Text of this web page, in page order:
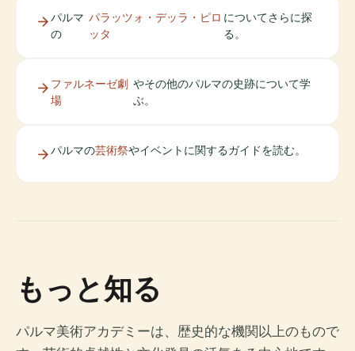
パルマ
の
パラッツォ・デッラ・ピロ
ッタ
についてさらに探
る。
ファルネーゼ劇
場
やその他のパルマの史跡について学
ぶ。
パルマの芸術祭やイベントに関するガイドを読む。
もっと知る
パルマ美術アカデミーは、歴史的な機関以上のもので